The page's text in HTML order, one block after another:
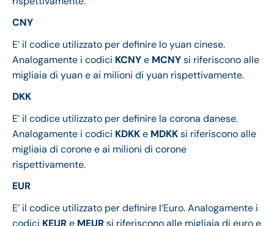
CNY
E’ il codice utilizzato per definire lo yuan cinese.
Analogamente i codici KCNYe MCNYsi riferiscono alle
migliaia di yuan e ai milioni di yuan rispettivamente.
DKK
E’ il codice utilizzato per definire la corona danese.
Analogamente i codici KDKKe MDKKsi riferiscono alle
migliaia di corone e ai milioni di corone
rispettivamente.
EUR
E’ il codice utilizzato per definire l’Euro. Analogamente i